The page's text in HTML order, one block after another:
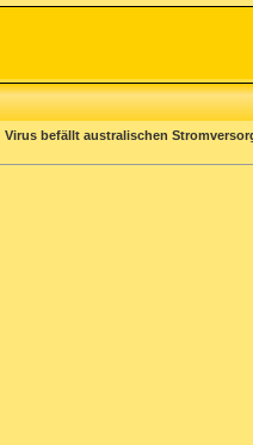
Virus befällt australischen